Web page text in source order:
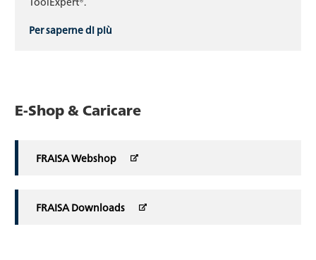
Per saperne di più
E-Shop & Caricare
FRAISA Webshop
FRAISA Downloads